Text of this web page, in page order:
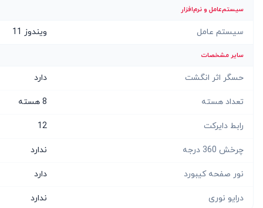
سیستم‌عامل و نرم‌افزار
سیستم عامل ویندوز 11
سایر مشخصات
حسگر اثر انگشت دارد
تعداد هسته 8 هسته
رابط دایرکت 12
چرخش 360 درجه ندارد
نور صفحه کیبورد دارد
درایو نوری ندارد